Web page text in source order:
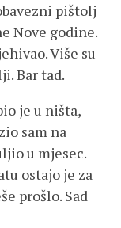
pištolj
Nove godine.
Više su
Bar tad.
je u ništa,
sam na
u mjesec.
ostajo je za
prošlo. Sad